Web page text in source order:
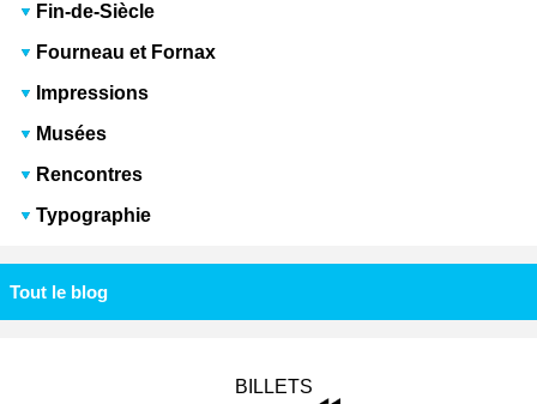
Fin-de-Siècle
Fourneau et Fornax
Impressions
Musées
Rencontres
Typographie
Tout le blog
BILLETS